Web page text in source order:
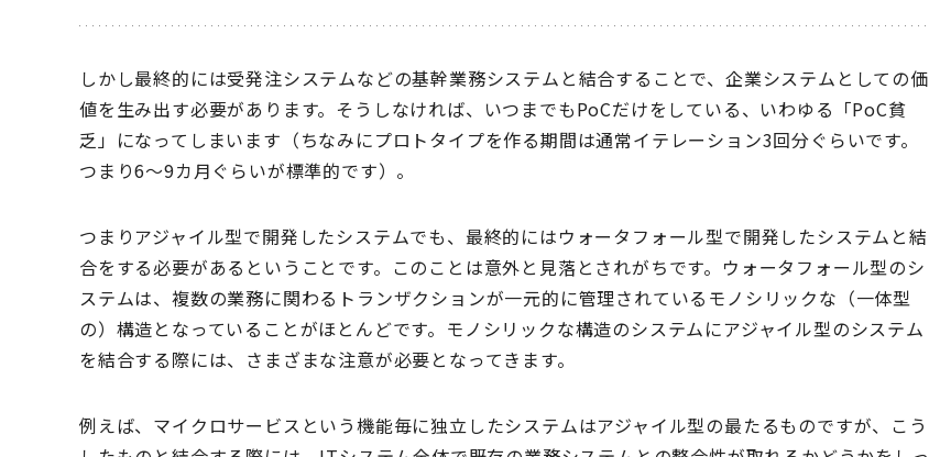
しかし最終的には受発注システムなどの基幹業務システムと結合することで、企業システムとしての価
値を生み出す必要があります。そうしなければ、いつまでもPoCだけをしている、いわゆる「PoC貧
乏」になってしまいます（ちなみにプロトタイプを作る期間は通常イテレーション3回分ぐらいです。
つまり6～9カ月ぐらいが標準的です）。
つまりアジャイル型で開発したシステムでも、最終的にはウォータフォール型で開発したシステムと結
合をする必要があるということです。このことは意外と見落とされがちです。ウォータフォール型のシ
ステムは、複数の業務に関わるトランザクションが一元的に管理されているモノシリックな（一体型
の）構造となっていることがほとんどです。モノシリックな構造のシステムにアジャイル型のシステム
を結合する際には、さまざまな注意が必要となってきます。
例えば、マイクロサービスという機能毎に独立したシステムはアジャイル型の最たるものですが、こう